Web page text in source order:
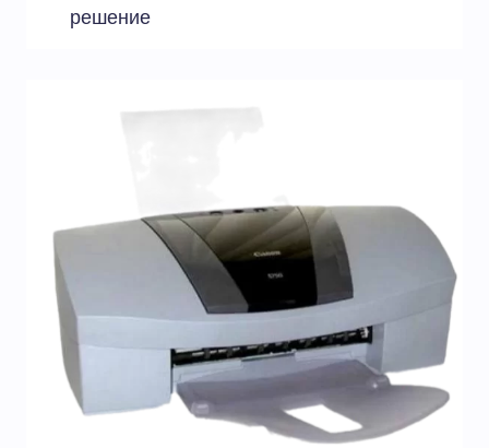
решение